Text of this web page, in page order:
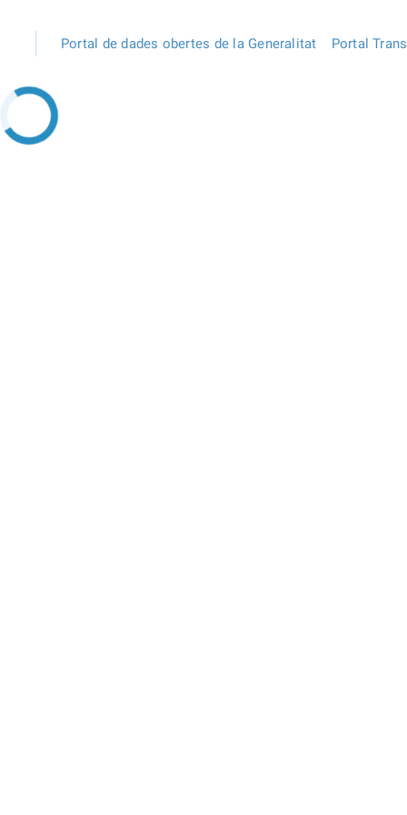
Portal de dades obertes de la Generalitat Portal